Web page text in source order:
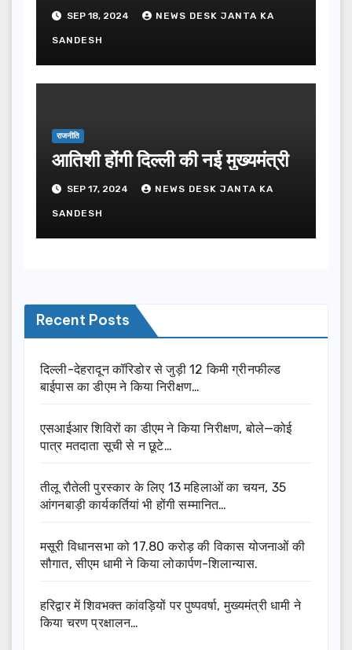
SEP 18, 2024 NEWS DESK JANTA KA
SANDESH
राजनीति
आतिशी होंगी दिल्ली की नई मुख्यमंत्री
SEP 17, 2024 NEWS DESK JANTA KA
SANDESH
Recent Posts
दिल्ली-देहरादून कॉरिडोर से जुड़ी 12 किमी ग्रीनफील्ड
बाईपास का डीएम ने किया निरीक्षण…
एसआईआर शिविरों का डीएम ने किया निरीक्षण, बोले—कोई
पात्र मतदाता सूची से न छूटे…
तीलू रौतेली पुरस्कार के लिए 13 महिलाओं का चयन, 35
आंगनबाड़ी कार्यकर्तियां भी होंगी सम्मानित…
मसूरी विधानसभा को 17.80 करोड़ की विकास योजनाओं की
सौगात, सीएम धामी ने किया लोकार्पण-शिलान्यास.
हरिद्वार में शिवभक्त कांवड़ियों पर पुष्पवर्षा, मुख्यमंत्री धामी ने
किया चरण प्रक्षालन…